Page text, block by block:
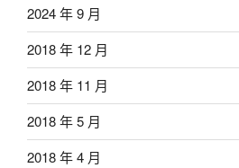
2024 年 9 月
2018 年 12 月
2018 年 11 月
2018 年 5 月
2018 年 4 月